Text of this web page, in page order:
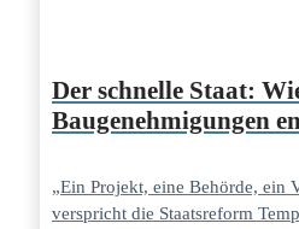
Der schnelle Staat:
Baugenehmigungen
„Ein Projekt, eine Behörde, ein
verspricht die Staatsreform